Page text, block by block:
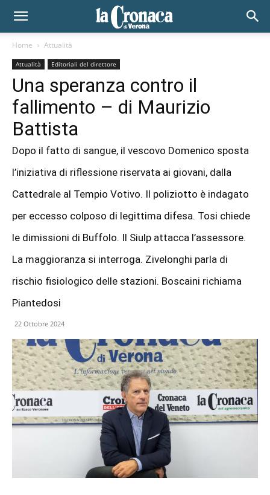
Home Attualità
Attualità Editoriali del direttore
Una speranza contro il
fallimento – di Maurizio
Battista
Dopo il fatto di sangue, il vescovo Domenico sposta
l’iniziativa di riflessione riservata ai giovani, dalla
Cattedrale al Tempio Votivo. Il poliziotto è indagato
per eccesso colposo di legittima difesa. Tosi chiede
le dimissioni di Buffolo. Il Siulp attacca l’assessore.
La maggioranza si interroga. Zivelonghi parla di
rischio fisiologico delle stazioni. Boscaini richiama
Piantedosi
22 Ottobre 2024